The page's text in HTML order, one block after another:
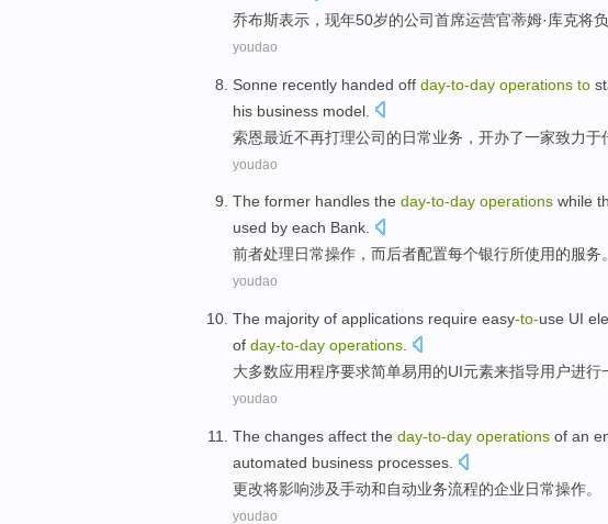
乔布斯表示， 现年50岁的公司首席运营官蒂姆· 库克将
youdao
Sonne recently handed off day-to-day operations to
his business model
索恩最近不再打理公司的日常业务 ，开办了一家致力于
youdao
The former handles the day-to-day operations while
used by each Bank.
前者处理日常操作 ， 而后者配置每个银行所使用的服务。
youdao
The majority of applications require easy-to-use UI
of day-to-day operations
大多数应用程序要求简单易用的UI元素来指导用户进行
youdao
The changes affect the day-to-day operations of an
automated business processes
更改将影响涉及手动和自动业务流程的企业日常操作。
youdao